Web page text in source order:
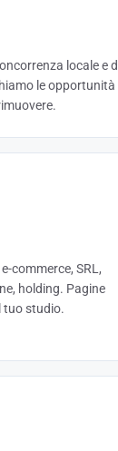
locale e
le opportunità
commerce, SRL,
holding. Pagine
tuo studio.